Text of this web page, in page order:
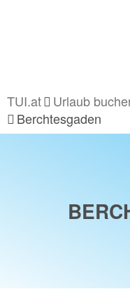
TUI.at Urlaub
Berchtesgaden